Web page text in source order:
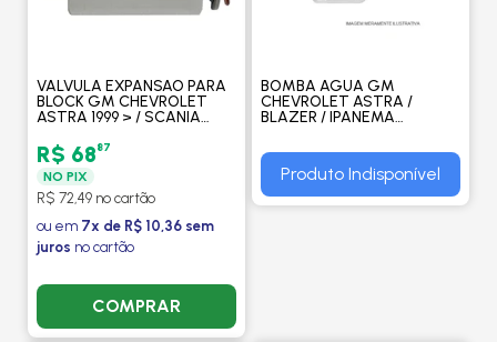
VALVULA EXPANSAO PARA
BLOCK GM CHEVROLET
ASTRA 1999 > / SCANIA
/ MERCEDES BENZ
SPRINTER - PROCOOLER
R$ 6887
NO PIX
R$ 72,49 no cartão
ou em 7x de R$ 10,36 sem
juros no cartão
COMPRAR
BOMBA AGUA GM
CHEVROLET ASTRA /
BLAZER / IPANEMA
Produto Indisponível